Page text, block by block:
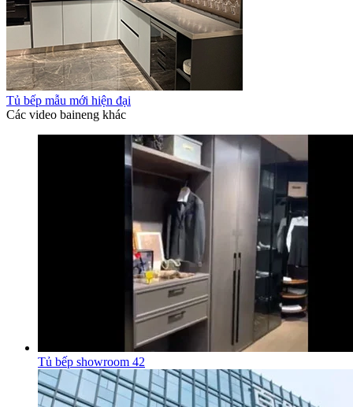
Tủ bếp mẫu mới hiện đại
Các video baineng khác
Tủ bếp showroom 42